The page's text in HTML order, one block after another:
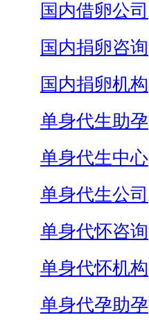
国内借卵公司
国内捐卵咨询
国内捐卵机构
单身代生助孕
单身代生中心
单身代生公司
单身代怀咨询
单身代怀机构
单身代孕助孕